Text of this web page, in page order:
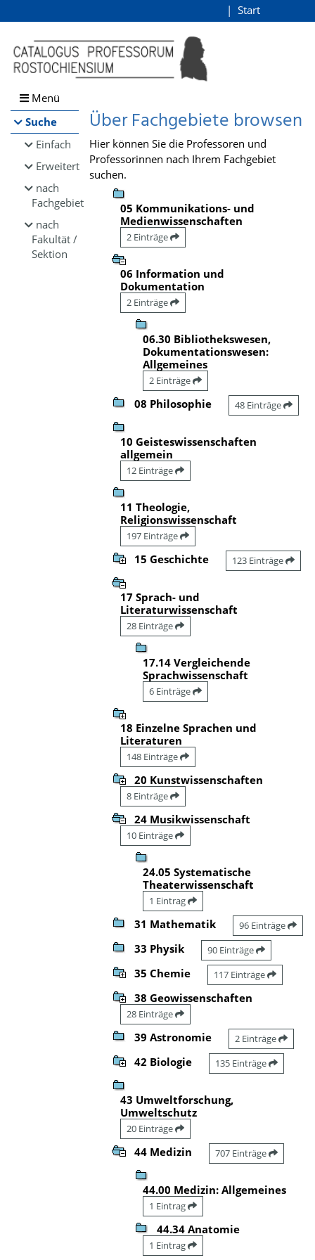
Browsen
direkt zum Inhalt
Start
Menü
Suche
Einfach
Erweitert
nach
Fachgebiet
nach
Fakultät /
Sektion
Über Fachgebiete browsen
Hier können Sie die Professoren und
Professorinnen nach Ihrem Fachgebiet
suchen.
05 Kommunikations- und
Medienwissenschaften
2 Einträge
06 Information und
Dokumentation
2 Einträge
06.30 Bibliothekswesen,
Dokumentationswesen:
Allgemeines
2 Einträge
08 Philosophie 48 Einträge
10 Geisteswissenschaften
allgemein
12 Einträge
11 Theologie,
Religionswissenschaft
197 Einträge
15 Geschichte 123 Einträge
17 Sprach- und
Literaturwissenschaft
28 Einträge
17.14 Vergleichende
Sprachwissenschaft
6 Einträge
18 Einzelne Sprachen und
Literaturen
148 Einträge
20 Kunstwissenschaften
8 Einträge
24 Musikwissenschaft
10 Einträge
24.05 Systematische
Theaterwissenschaft
1 Eintrag
31 Mathematik 96 Einträge
33 Physik 90 Einträge
35 Chemie 117 Einträge
38 Geowissenschaften
28 Einträge
39 Astronomie 2 Einträge
42 Biologie 135 Einträge
43 Umweltforschung,
Umweltschutz
20 Einträge
44 Medizin 707 Einträge
44.00 Medizin: Allgemeines
1 Eintrag
44.34 Anatomie
1 Eintrag